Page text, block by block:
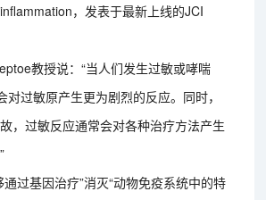
，发表于最新上线的JCI
教授说：“当人们发生过敏或哮喘
对过敏原产生更为剧烈的反应。同时，
，过敏反应通常会对各种治疗方法产生
过基因治疗”消灭“动物免疫系统中的特